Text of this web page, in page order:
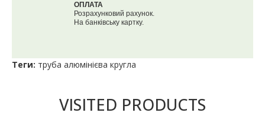
ОПЛАТА
Розрахунковий рахунок.
На банківську картку.
Теги: труба алюмінієва кругла
VISITED PRODUCTS